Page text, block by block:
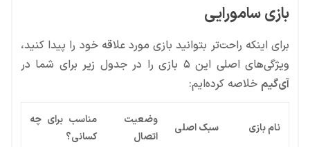
بازی سامورایی
برای اینکه راحت‌تر بتوانید بازی مورد علاقه خود را پیدا کنید،
ویژگی‌های اصلی این ۵ بازی را در جدول زیر برای شما در
آی‌گیم خلاصه کرده‌ایم:
نام بازی سبک اصلی
وضعیت
اتصال
مناسب برای چه
کسانی؟